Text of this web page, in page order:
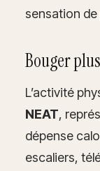
sensation
Bouger
L’activité
NEAT,
dépense
escaliers,